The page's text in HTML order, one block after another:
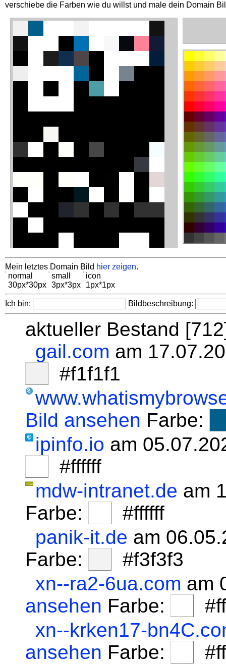
verschiebe die Farben wie du willst und male dein Domain
Mein letztes Domain Bild hier zeigen.
normal
30px*30px
small
3px*3px
icon
1px*1px
Ich bin: Bildbeschreibung:
aktueller Bestand
gail.com am
#f1f1f1
Bild ansehen Farbe:
ipinfo.io am
#ffffff
mdw-intranet.de am
Farbe:
#ffffff
panik-it.de am
Farbe:
#f3f3f3
xn--ra2-6ua.com am
ansehen Farbe:
xn--krken17-
ansehen Farbe: